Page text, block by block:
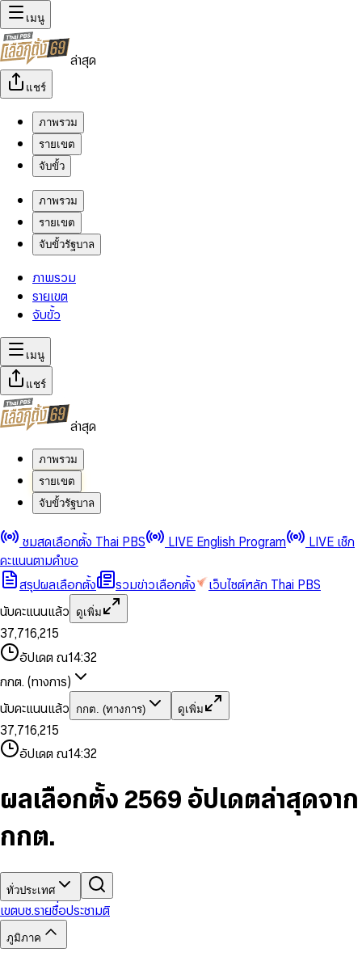
เมนู
ล่าสุด
แชร์
ภาพรวม
รายเขต
จับขั้ว
ภาพรวม
รายเขต
จับขั้วรัฐบาล
ภาพรวม
รายเขต
จับขั้ว
เมนู
แชร์
ล่าสุด
ภาพรวม
รายเขต
จับขั้วรัฐบาล
ชมสดเลือกตั้ง Thai PBS LIVE English Program
LIVE เช็ก
คะแนนตามคำขอ
สรุปผลเลือกตั้ง
รวมข่าวเลือกตั้ง
เว็บไซต์หลัก Thai PBS
นับคะแนนแล้ว
ดูเพิ่ม
0
1
2
3
4
5
6
8
9
0
1
2
3
4
5
6
7
8
9
,
0
1
2
4
6
7
8
9
0
1
2
3
4
5
6
7
8
9
0
1
3
5
6
7
8
9
,
1
2
4
5
7
8
9
0
1
3
4
6
7
8
9
0
2
3
4
5
7
8
อัปเดต ณ14:32
กกต. (ทางการ)
นับคะแนนแล้ว
กกต. (ทางการ) ดูเพิ่ม
0
1
2
3
4
5
7
8
0
1
2
4
5
6
7
8
9
,
0
1
2
4
6
7
8
9
0
1
2
3
5
6
8
9
0
1
3
5
6
7
8
,
1
2
4
6
7
9
0
1
3
5
6
8
9
0
2
3
4
5
7
9
อัปเดต ณ14:32
ผลเลือกตั้ง 2569 อัปเดตล่าสุดจาก
กกต.
ทั่วประเทศ
เขตบช.รายชื่อประชามติ
ภูมิภาค